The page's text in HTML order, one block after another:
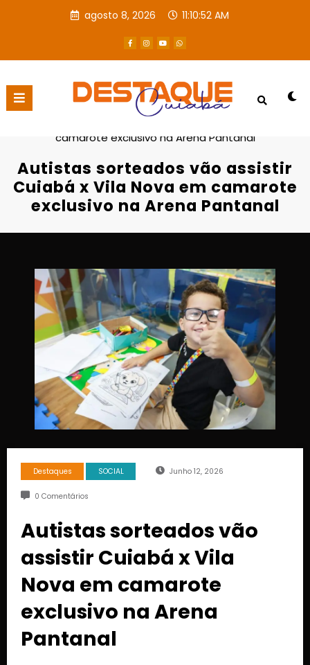
agosto 8, 2026 11:10:53 AM
Página inicial
Destaques
camarote exclusivo na Arena Pantanal
Autistas sorteados vão assistir
Cuiabá x Vila Nova em camarote
exclusivo na Arena Pantanal
Destaques SOCIAL Junho 12, 2026
0 Comentários
Autistas sorteados vão
assistir Cuiabá x Vila
Nova em camarote
exclusivo na Arena
Pantanal